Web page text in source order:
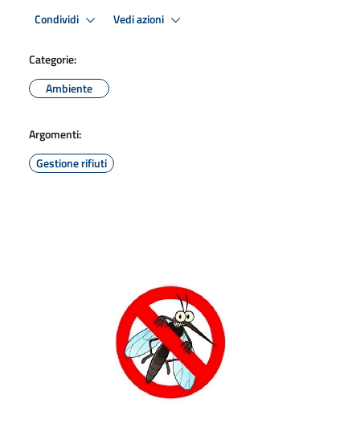
Condividi Vedi azioni
Categorie:
Ambiente
Argomenti:
Gestione rifiuti